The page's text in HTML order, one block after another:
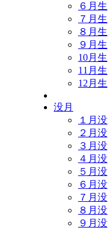
６月生
７月生
８月生
９月生
10月生
11月生
12月生
没月
１月没
２月没
３月没
４月没
５月没
６月没
７月没
８月没
９月没